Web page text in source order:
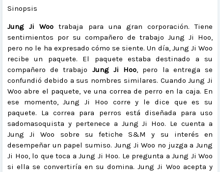
Sinopsis
Jung Ji Wootrabaja para una gran corporación. Tiene
sentimientos por su compañero de trabajo Jung Ji Hoo,
pero no le ha expresado cómo se siente. Un día, Jung Ji Woo
recibe un paquete. El paquete estaba destinado a su
compañero de trabajo Jung Ji Hoo, pero la entrega se
confundió debido a sus nombres similares. Cuando Jung Ji
Woo abre el paquete, ve una correa de perro en la caja. En
ese momento, Jung Ji Hoo corre y le dice que es su
paquete. La correa para perros está diseñada para uso
sadomasoquista y pertenece a Jung Ji Hoo. Le cuenta a
Jung Ji Woo sobre su fetiche S&M y su interés en
desempeñar un papel sumiso. Jung Ji Woo no juzga a Jung
Ji Hoo, lo que toca a Jung Ji Hoo. Le pregunta a Jung Ji Woo
si ella se convertiría en su domina. Jung Ji Woo acepta y